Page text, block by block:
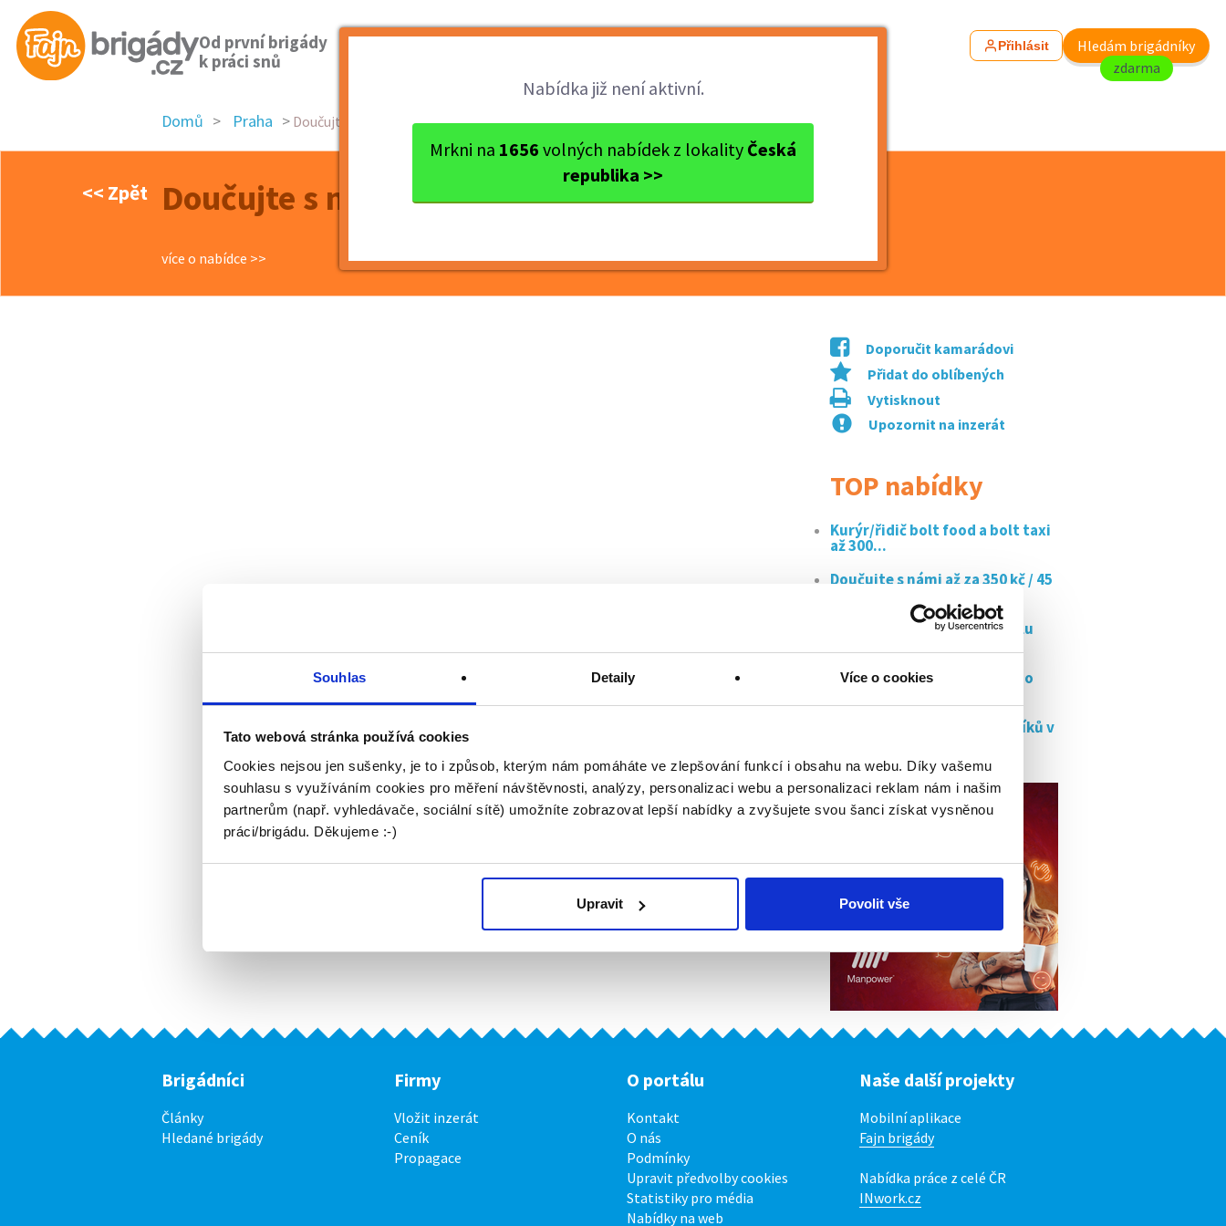
Souhlas Detaily Více o cookies
Tato webová stránka používá cookies
Cookies nejsou jen sušenky, je to i způsob, kterým nám pomáháte ve zlepšování funkcí i obsahu na webu. Díky vašemu
souhlasu s využíváním cookies pro měření návštěvnosti, analýzy, personalizaci webu a personalizaci reklam nám i našim
partnerům (např. vyhledávače, sociální sítě) umožníte zobrazovat lepší nabídky a zvyšujete svou šanci získat vysněnou
práci/brigádu. Děkujeme :-)
Upravit Povolit vše
Od první brigády
k práci snů
Přihlásit
Hledám brigádníky
zdarma
Nabídka již není aktivní.
Mrkni na 1656 volných nabídek z lokality Česká
republika >>
Domů Praha Doučujte s námi až za 350 K...
<< Zpět Doučujte s námi až za 350 Kč / 45 min
více o nabídce >>
Doporučit kamarádovi
Přidat do oblíbených
Vytisknout
Upozornit na inzerát
TOP nabídky
Kurýr/řidič bolt food a bolt taxi
až 300...
Doučujte s námi až za 350 kč / 45
Obsluha snídaní ⭐v 5* hotelu
Obsluha moderního školního
Chybíš nám v týmu brigádníků v
Brigádníci
Články
Hledané brigády
Firmy
Vložit inzerát
Ceník
Propagace
O portálu
Kontakt
O nás
Podmínky
Upravit předvolby cookies
Statistiky pro média
Nabídky na web
Naše další projekty
Mobilní aplikace
Fajn brigády
Nabídka práce z celé ČR
INwork.cz